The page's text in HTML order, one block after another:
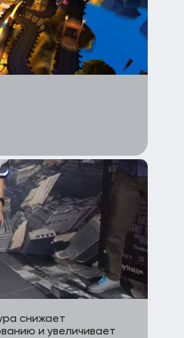
снижает
и увеличивает